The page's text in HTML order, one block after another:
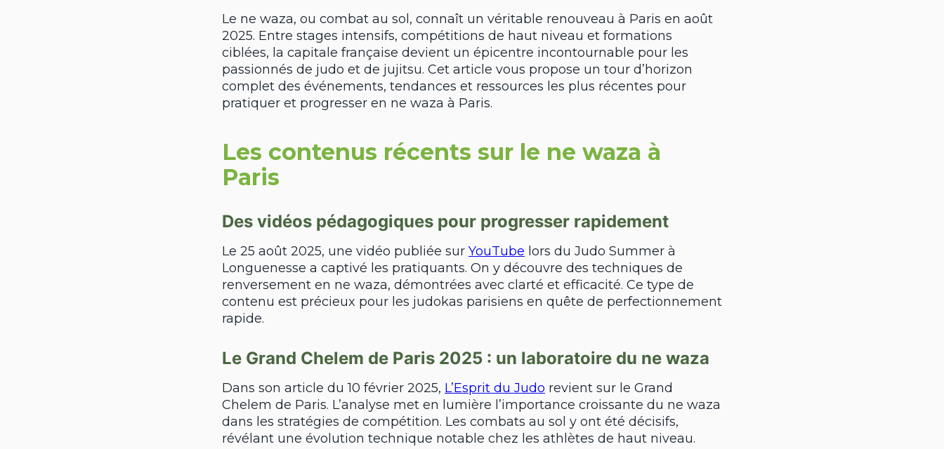
Le ne waza, ou combat au sol, connaît un véritable renouveau à Paris en août
2025. Entre stages intensifs, compétitions de haut niveau et formations
ciblées, la capitale française devient un épicentre incontournable pour les
passionnés de judo et de jujitsu. Cet article vous propose un tour d’horizon
complet des événements, tendances et ressources les plus récentes pour
pratiquer et progresser en ne waza à Paris.
Les contenus récents sur le ne waza à
Paris
Des vidéos pédagogiques pour progresser rapidement
Le 25 août 2025, une vidéo publiée sur YouTube lors du Judo Summer à
Longuenesse a captivé les pratiquants. On y découvre des techniques de
renversement en ne waza, démontrées avec clarté et efficacité. Ce type de
contenu est précieux pour les judokas parisiens en quête de perfectionnement
rapide.
Le Grand Chelem de Paris 2025 : un laboratoire du ne waza
Dans son article du 10 février 2025, L’Esprit du Judo revient sur le Grand
Chelem de Paris. L’analyse met en lumière l’importance croissante du ne waza
dans les stratégies de compétition. Les combats au sol y ont été décisifs,
révélant une évolution technique notable chez les athlètes de haut niveau.